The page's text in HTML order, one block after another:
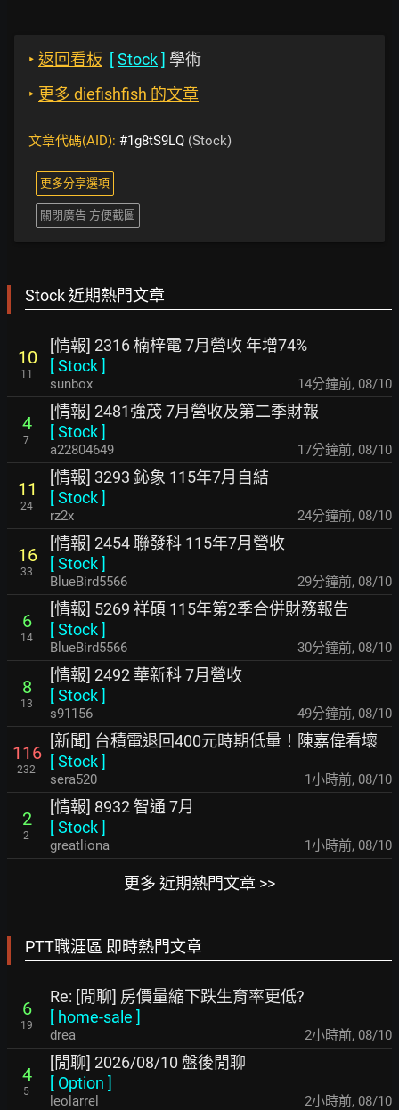
‣ 返回看板 [Stock] 學術
‣ 更多 diefishfish 的文章
文章代碼(AID): #1g8tS9LQ (Stock)
更多分享選項
關閉廣告 方便截圖
Stock 近期熱門文章
10
11
[情報] 2316 楠梓電 7月營收 年增74%
[Stock]
sunbox 14分鐘前, 08/10
4
7
[情報] 2481強茂 7月營收及第二季財報
[Stock]
a22804649 17分鐘前, 08/10
11
24
[情報] 3293 鈊象 115年7月自結
[Stock]
rz2x 24分鐘前, 08/10
16
33
[情報] 2454 聯發科 115年7月營收
[Stock]
BlueBird5566 29分鐘前, 08/10
6
14
[情報] 5269 祥碩 115年第2季合併財務報告
[Stock]
BlueBird5566 30分鐘前, 08/10
8
13
[情報] 2492 華新科 7月營收
[Stock]
s91156 49分鐘前, 08/10
116
232
[新聞] 台積電退回400元時期低量！陳嘉偉看壞
[Stock]
sera520 1小時前, 08/10
2
2
[情報] 8932 智通 7月
[Stock]
greatliona 1小時前, 08/10
更多 近期熱門文章 >>
PTT職涯區 即時熱門文章
6
19
Re: [閒聊] 房價量縮下跌生育率更低?
[ home-sale ]
drea 2小時前, 08/10
4
5
[閒聊] 2026/08/10 盤後閒聊
[ Option ]
leolarrel 2小時前, 08/10